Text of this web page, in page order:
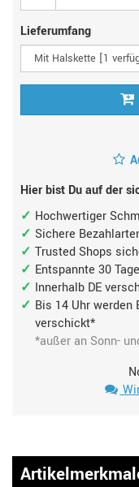
Lieferumfang
Hier bist Du auf der
Hochwertiger
Sichere
Trusted Shops
Entspannte 30
Innerhalb DE
Bis 14 Uhr werden
verschickt*
*außer an Sonn-